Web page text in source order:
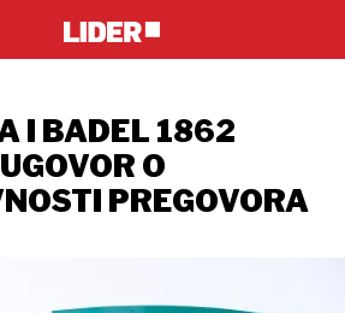
I BADEL 1862
O
PREGOVORA